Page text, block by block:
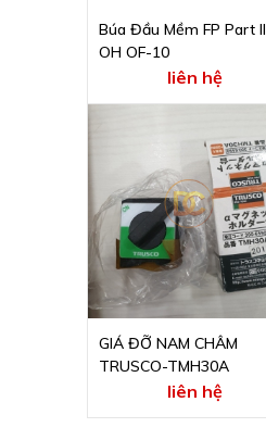
Búa Đầu Mềm FP Part II
OH OF-10
liên hệ
GIÁ ĐỠ NAM CHÂM
TRUSCO-TMH30A
liên hệ